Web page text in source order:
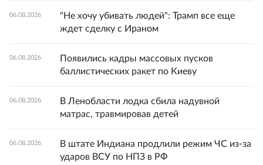
06.08.2026
"Не хочу убивать людей": Трамп все еще
ждет сделку с Ираном
06.08.2026
Появились кадры массовых пусков
баллистических ракет по Киеву
06.08.2026
В Ленобласти лодка сбила надувной
матрас, травмировав детей
06.08.2026
В штате Индиана продлили режим ЧС из-за
ударов ВСУ по НПЗ в РФ